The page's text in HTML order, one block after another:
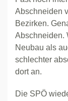
Abschneiden
Bezirken.
Abschneiden.
Neubau als
schlechter
dort an.
Die SPÖ